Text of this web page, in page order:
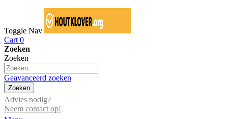
Toggle Nav
Cart 0
Zoeken
Zoeken
Geavanceerd zoeken
Zoeken
Advies nodig?
Neem contact op!